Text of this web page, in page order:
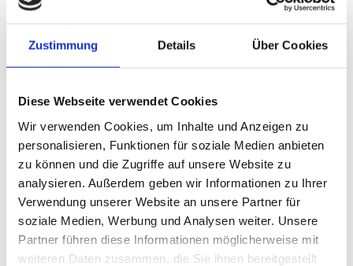
Zustimmung Details Über Cookies
Diese Webseite verwendet Cookies
Wir verwenden Cookies, um Inhalte und Anzeigen zu
personalisieren, Funktionen für soziale Medien anbieten
zu können und die Zugriffe auf unsere Website zu
analysieren. Außerdem geben wir Informationen zu Ihrer
Verwendung unserer Website an unsere Partner für
soziale Medien, Werbung und Analysen weiter. Unsere
Partner führen diese Informationen möglicherweise mit
weiteren Daten zusammen, die Sie ihnen bereitgestellt
Tankstelle des Jahres 2025 – Kategorie Shop: Tramin Tankcenter
am Weidenhof, Heinsberg